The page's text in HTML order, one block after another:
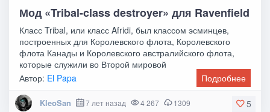
Мод «Tribal-class destroyer» для Ravenfield
Класс Tribal, или класс Afridi, был классом эсминцев,
построенных для Королевского флота, Королевского
флота Канады и Королевского австралийского флота,
которые служили во Второй мировой
Автор: El Papa Подробнее
5
KleoSan 7 лет назад 4 267 1309